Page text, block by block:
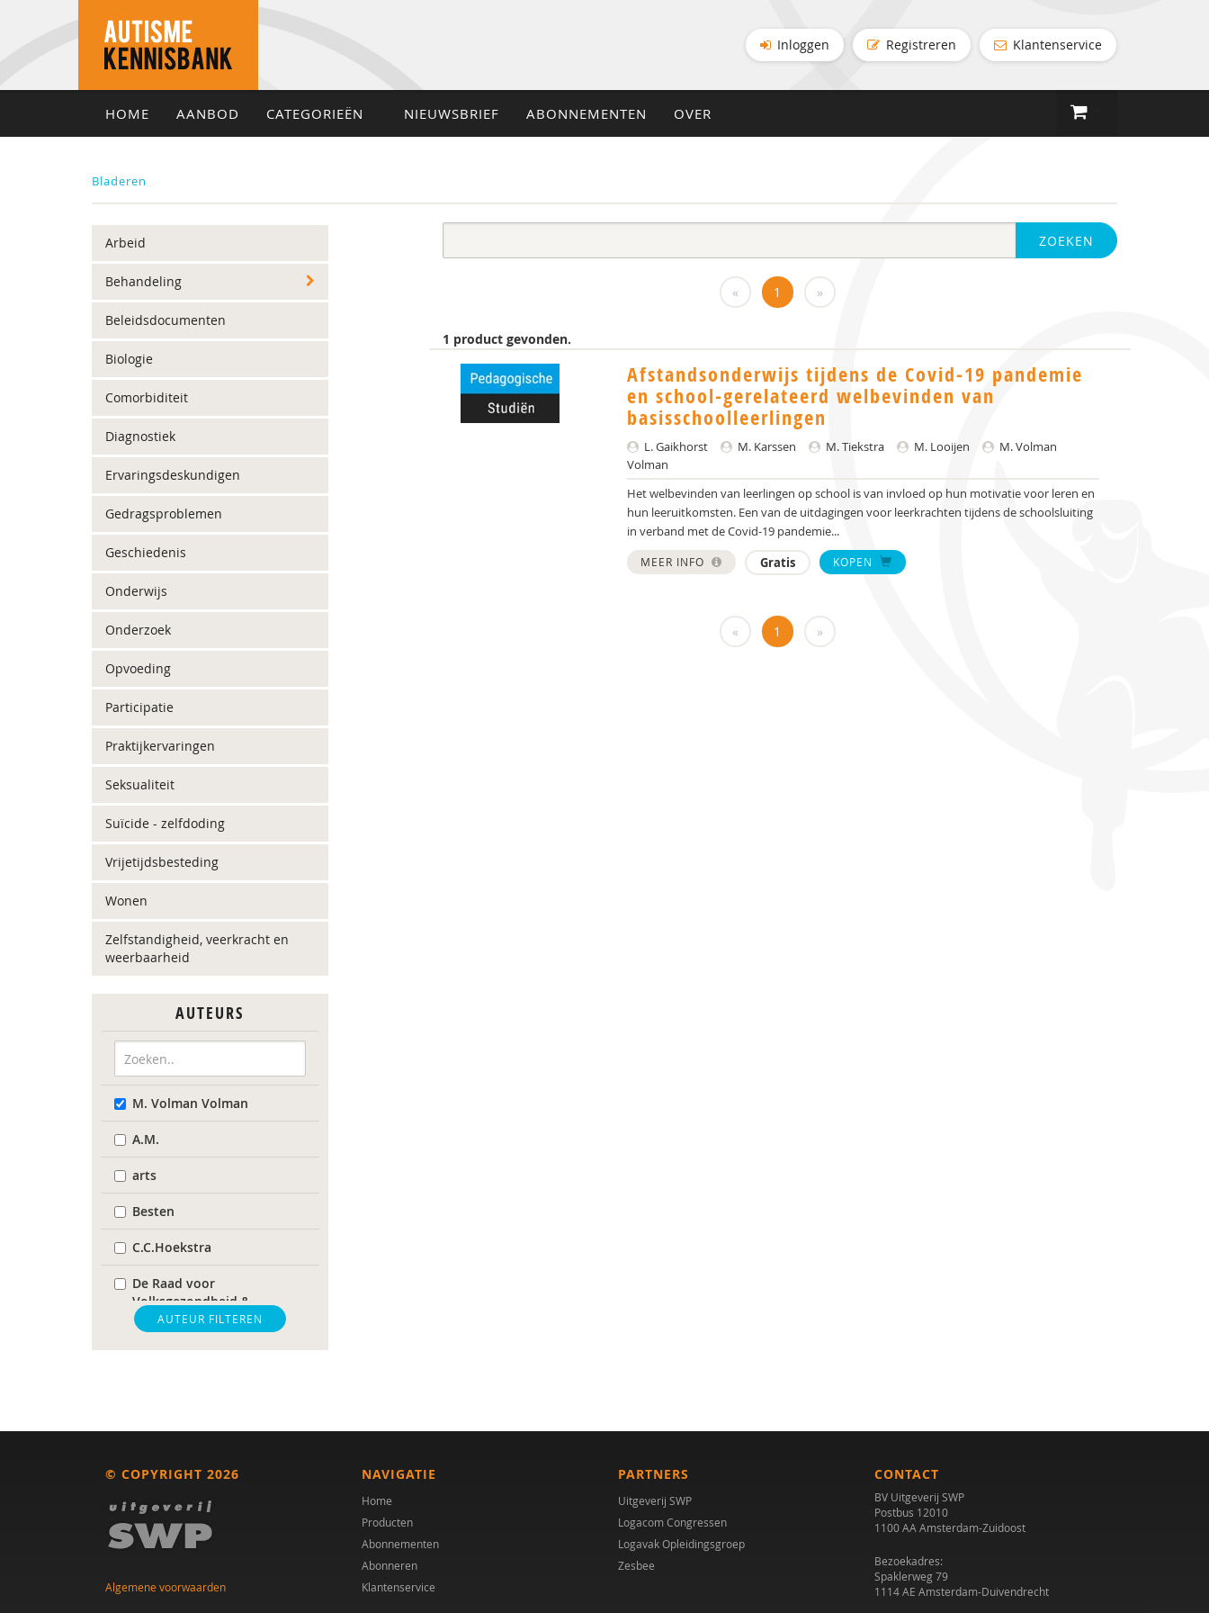
Inloggen Registreren Klantenservice
HOME AANBOD CATEGORIEËN NIEUWSBRIEF ABONNEMENTEN OVER
Bladeren
Arbeid
Behandeling
Beleidsdocumenten
Biologie
Comorbiditeit
Diagnostiek
Ervaringsdeskundigen
Gedragsproblemen
Geschiedenis
Onderwijs
Onderzoek
Opvoeding
Participatie
Praktijkervaringen
Seksualiteit
Suïcide - zelfdoding
Vrijetijdsbesteding
Wonen
Zelfstandigheid, veerkracht en
weerbaarheid
AUTEURS
M. Volman Volman
A.M.
arts
Besten
C.C.Hoekstra
De Raad voor
Volksgezondheid &
Samenleving
gz-psycholoog
huisarts
MD
MSc
AUTEUR FILTEREN
ZOEKEN
« 1 »
1 product gevonden.
Afstandsonderwijs tijdens de Covid-19 pandemie
en school-gerelateerd welbevinden van
basisschoolleerlingen
L. Gaikhorst M. Karssen M. Tiekstra M. Looijen
M. Volman
Volman
Het welbevinden van leerlingen op school is van invloed op hun motivatie voor leren en
hun leeruitkomsten. Een van de uitdagingen voor leerkrachten tijdens de schoolsluiting
in verband met de Covid-19 pandemie...
MEER INFO Gratis KOPEN
« 1 »
© COPYRIGHT 2026
Algemene voorwaarden
NAVIGATIE
Home
Producten
Abonnementen
Abonneren
Klantenservice
PARTNERS
Uitgeverij SWP
Logacom Congressen
Logavak Opleidingsgroep
Zesbee
CONTACT
BV Uitgeverij SWP
Postbus 12010
1100 AA Amsterdam-Zuidoost
Bezoekadres:
Spaklerweg 79
1114 AE Amsterdam-Duivendrecht